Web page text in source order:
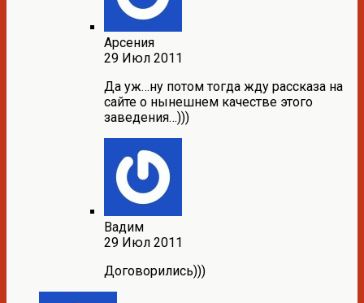
Арсения
29 Июл 2011
Да уж…ну потом тогда жду рассказа на
сайте о нынешнем качестве этого
заведения…)))
Вадим
29 Июл 2011
Договорились)))